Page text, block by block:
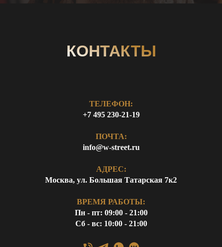
КОНТАКТЫ
ТЕЛЕФОН:
+7 495 230-21-19
ПОЧТА:
info@w-street.ru
АДРЕС:
Москва, ул. Большая Татарская 7к2
ВРЕМЯ РАБОТЫ:
Пн - пт: 09:00 - 21:00
Сб - вс: 10:00 - 21:00